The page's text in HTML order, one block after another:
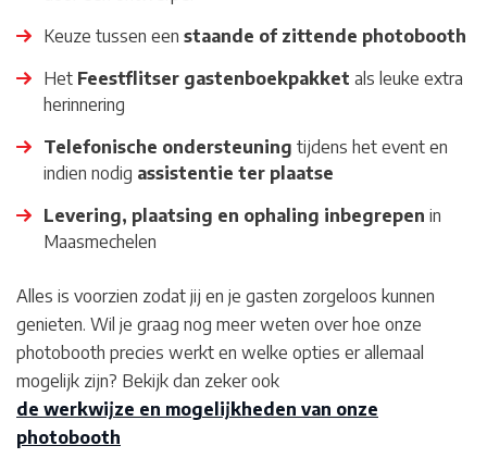
Keuze tussen een staande of zittende photobooth
Het Feestflitser gastenboekpakket als leuke extra
herinnering
Telefonische ondersteuning tijdens het event en
indien nodig assistentie ter plaatse
Levering, plaatsing en ophaling inbegrepen in
Maasmechelen
Alles is voorzien zodat jij en je gasten zorgeloos kunnen
genieten. Wil je graag nog meer weten over hoe onze
photobooth precies werkt en welke opties er allemaal
mogelijk zijn? Bekijk dan zeker ook
de werkwijze en mogelijkheden van onze
photobooth